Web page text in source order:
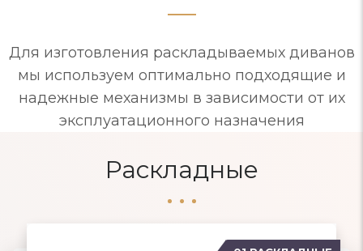
Для изготовления раскладываемых диванов
мы используем оптимально подходящие и
надежные механизмы в зависимости от их
эксплуатационного назначения
Раскладные